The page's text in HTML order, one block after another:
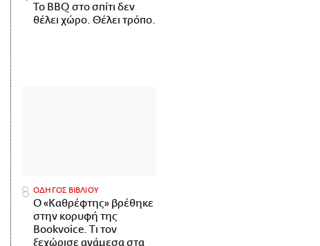
Το BBQ στο σπίτι δεν
θέλει χώρο. Θέλει τρόπο.
ΟΔΗΓΟΣ ΒΙΒΛΙΟΥ
Ο «Καθρέφτης» βρέθηκε
στην κορυφή της
Bookvoice. Τι τον
ξεχώρισε ανάμεσα στα